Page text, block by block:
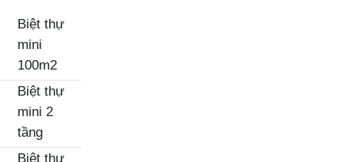
Biệt thự
mini
100m2
Biệt thự
mini 2
tầng
Biệt thự